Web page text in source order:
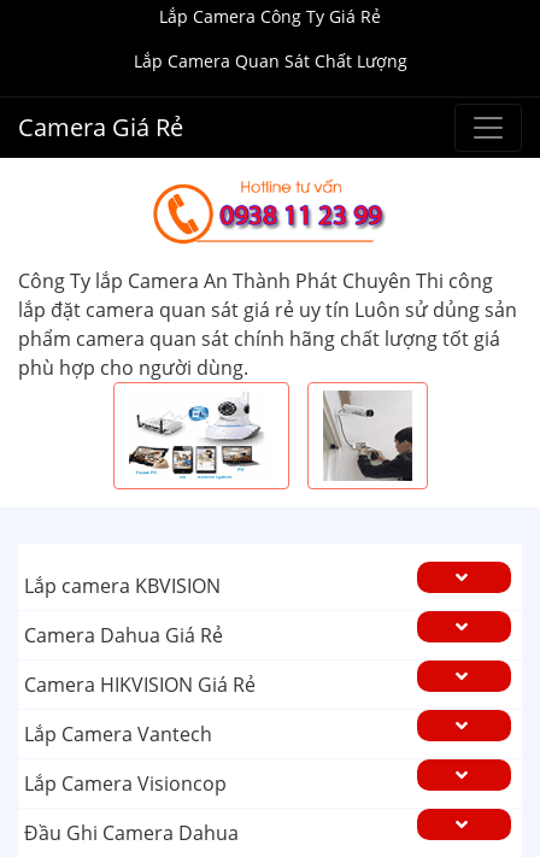
Lắp Camera Công Ty Giá Rẻ
Lắp Camera Quan Sát Chất Lượng
Camera Giá Rẻ
Công Ty lắp Camera An Thành Phát Chuyên Thi công
lắp đặt camera quan sát giá rẻ uy tín Luôn sử dủng sản
phẩm camera quan sát chính hãng chất lượng tốt giá
phù hợp cho người dùng.
Lắp camera KBVISION
Camera Dahua Giá Rẻ
Camera HIKVISION Giá Rẻ
Lắp Camera Vantech
Lắp Camera Visioncop
Đầu Ghi Camera Dahua